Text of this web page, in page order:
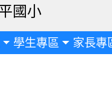
學生專區 家長專